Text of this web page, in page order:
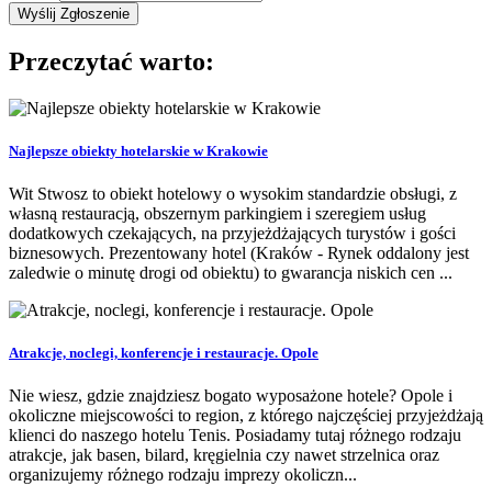
Przeczytać warto:
Najlepsze obiekty hotelarskie w Krakowie
Wit Stwosz to obiekt hotelowy o wysokim standardzie obsługi, z
własną restauracją, obszernym parkingiem i szeregiem usług
dodatkowych czekających, na przyjeżdżających turystów i gości
biznesowych. Prezentowany hotel (Kraków - Rynek oddalony jest
zaledwie o minutę drogi od obiektu) to gwarancja niskich cen ...
Atrakcje, noclegi, konferencje i restauracje. Opole
Nie wiesz, gdzie znajdziesz bogato wyposażone hotele? Opole i
okoliczne miejscowości to region, z którego najczęściej przyjeżdżają
klienci do naszego hotelu Tenis. Posiadamy tutaj różnego rodzaju
atrakcje, jak basen, bilard, kręgielnia czy nawet strzelnica oraz
organizujemy różnego rodzaju imprezy okoliczn...